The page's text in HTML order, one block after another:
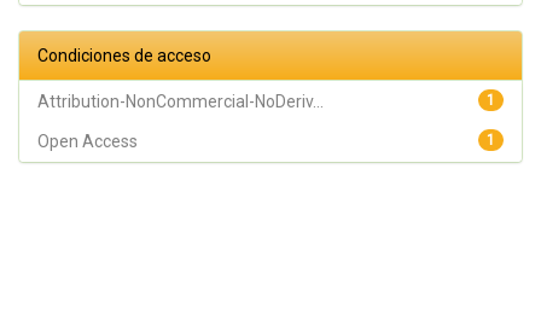
Condiciones de acceso
1
Attribution-NonCommercial-NoDeriv...
1
Open Access